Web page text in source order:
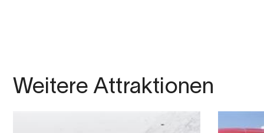
Weitere Attraktionen